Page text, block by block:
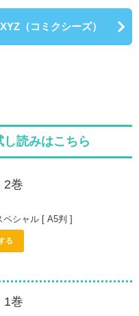
（コミクシーズ）
し読みはこちら
2巻
ペシャル [ A5判 ]
る
1巻